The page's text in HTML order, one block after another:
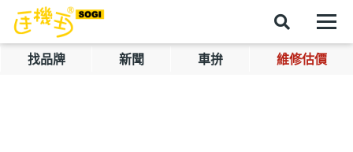
找品牌 新聞 車拚 維修估價